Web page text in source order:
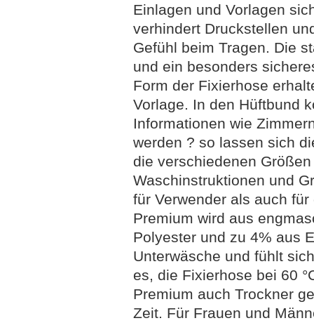
Einlagen und Vorlagen
verhindert Druckstellen
Gefühl beim Tragen. Die
und ein besonders
Form der Fixierhose
Vorlage. In den Hüftbund
Informationen wie
werden ? so lassen sich
die verschiedenen
Waschinstruktionen und
für Verwender als auch
Premium wird aus
Polyester und zu 4% aus
Unterwäsche und fühlt
es, die Fixierhose bei 60
Premium auch Trockner
Zeit. Für Frauen und